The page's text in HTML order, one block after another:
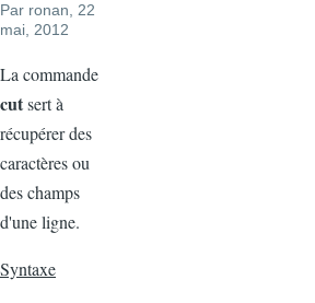
Par ronan , 22
mai, 2012
La commande
cutsert à
récupérer des
caractères ou
des champs
d'une ligne.
Syntaxe